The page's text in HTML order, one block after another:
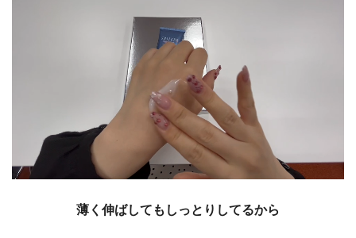
薄く伸ばしてもしっとりしてるから